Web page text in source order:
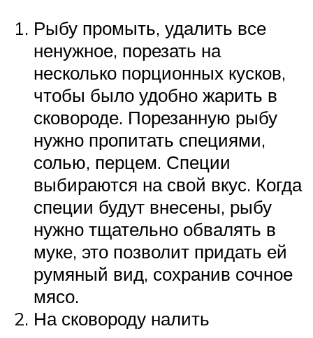
Рыбу промыть, удалить все
ненужное, порезать на
несколько порционных кусков,
чтобы было удобно жарить в
сковороде. Порезанную рыбу
нужно пропитать специями,
солью, перцем. Специи
выбираются на свой вкус. Когда
специи будут внесены, рыбу
нужно тщательно обвалять в
муке, это позволит придать ей
румяный вид, сохранив сочное
мясо.
На сковороду налить